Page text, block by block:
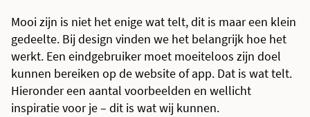
Mooi zijn is niet het enige wat telt, dit is maar een klein
gedeelte. Bij design vinden we het belangrijk hoe het
werkt. Een eindgebruiker moet moeiteloos zijn doel
kunnen bereiken op de website of app. Dat is wat telt.
Hieronder een aantal voorbeelden en wellicht
inspiratie voor je – dit is wat wij kunnen.